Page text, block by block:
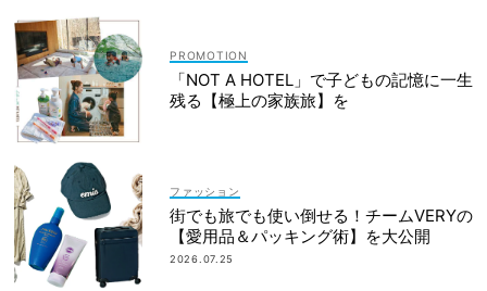
「NOT A HOTEL」で子どもの記憶に一生
残る【極上の家族旅】を
ファッション
街でも旅でも使い倒せる！チームVERYの
【愛用品＆パッキング術】を大公開
2026.07.25